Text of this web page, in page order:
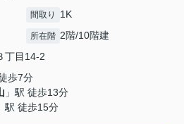
間取り 1K
所在階 2階/10階建
丁目14-2
歩7分
」駅 徒歩13分
駅 徒歩15分